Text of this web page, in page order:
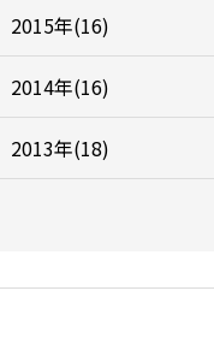
2015年(16)
2014年(16)
2013年(18)